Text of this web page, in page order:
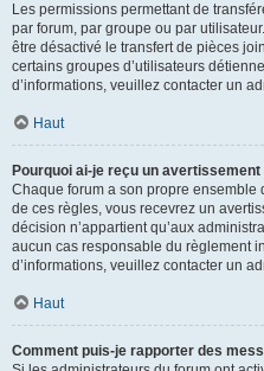
Les permissions permettant de
par forum, par groupe ou par
être désactivé le transfert de pièces
certains groupes d’utilisateurs
d’informations, veuillez contacter un
Haut
Pourquoi ai-je reçu un avertissement
Chaque forum a son propre ensemble
de ces règles, vous recevrez un
décision n’appartient qu’aux
aucun cas responsable du règlement
d’informations, veuillez contacter un
Haut
Comment puis-je rapporter des